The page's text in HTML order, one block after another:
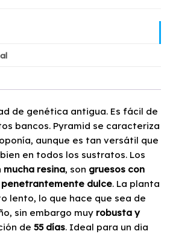
de genética antigua. Es fácil de
bancos. Pyramid se caracteriza
aunque es tan versátil que
en todos los sustratos. Los
mucha resina, son gruesos con
dulce. La planta
lento, lo que hace que sea de
sin embargo muy robusta y
de 55 días. Ideal para un dia